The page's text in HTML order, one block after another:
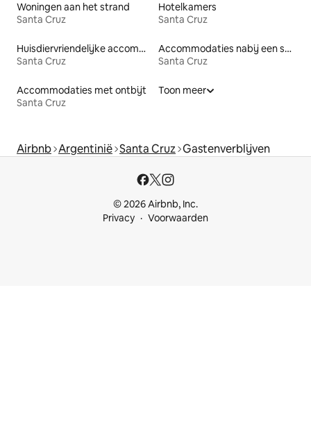
Woningen aan het strand
Santa Cruz
Hotelkamers
Santa Cruz
Huisdiervriendelijke accommodaties
Santa Cruz
Accommodaties nabij een strand
Santa Cruz
Accommodaties met ontbijt
Santa Cruz
Toon meer
Airbnb Argentinië Santa Cruz Gastenverblijven
© 2026 Airbnb, Inc.
Privacy
Voorwaarden